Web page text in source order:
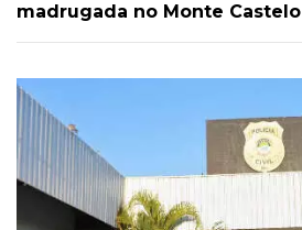
madrugada no Monte Castelo